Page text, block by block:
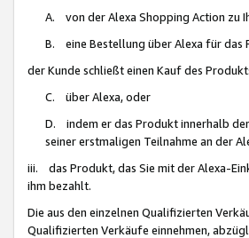
A. von der Alexa Shopping Action zu
B. eine Bestellung über Alexa für das
der Kunde schließt einen Kauf des
C. über Alexa, oder
D. indem er das Produkt innerhalb
seiner erstmaligen Teilnahme an der
iii. das Produkt, das Sie mit der Alexa-
ihm bezahlt.
Die aus den einzelnen Qualifizierten
Qualifizierten Verkäufe einnehmen,